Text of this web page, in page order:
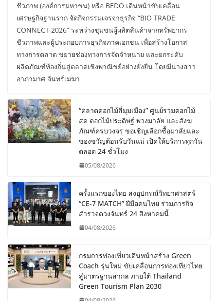
ชีวภาพ (องค์การมหาชน) หรือ BEDO เดินหน้าขับเคลื่อน
เศรษฐกิจฐานราก จัดกิจกรรมเจรจาธุรกิจ “BIO TRADE
CONNECT 2026” ระหว่างชุมชนผู้ผลิตสินค้าจากทรัพยากร
ชีวภาพและผู้ประกอบการธุรกิจภาคเอกชน เพื่อสร้างโอกาส
ทางการตลาด ขยายช่องทางการจัดจำหน่าย และยกระดับ
ผลิตภัณฑ์ท้องถิ่นสู่ตลาดเชิงพาณิชย์อย่างยั่งยืน โดยมีนางสาว
อาภามาศ จันทร์เมฆา
“ตลาดดอกไม้สี่มุมเมือง” ศูนย์รวมดอกไม้
สด ดอกไม้ประดิษฐ์ พวงมาลัย และสังฆ
ภัณฑ์ครบวงจร ขอเชิญเลือกซื้อมาลัยและ
ของขวัญต้อนรับวันแม่ เปิดให้บริการทุกวัน
ตลอด 24 ชั่วโมง
05/08/2026
ครั้งแรกของไทย ส่งอุปกรณ์วิทยาศาสตร์
“CE-7 MATCH” ฝีมือคนไทย ร่วมภารกิจ
สำรวจดวงจันทร์ 24 สิงหาคมนี้
04/08/2026
กรมการท่องเที่ยวเดินหน้าสร้าง Green
Coach รุ่นใหม่ ขับเคลื่อนการท่องเที่ยวไทย
สู่มาตรฐานสากล ภายใต้ Thailand
Green Tourism Plan 2030